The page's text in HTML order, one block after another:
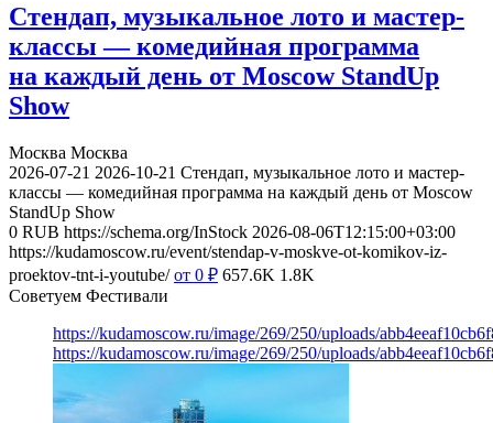
Стендап, музыкальное лото и мастер-
классы — комедийная программа
на каждый день от Moscow StandUp
Show
Москва Москва
2026-07-21 2026-10-21 Стендап, музыкальное лото и мастер-
классы — комедийная программа на каждый день от Moscow
StandUp Show
0 RUB https://schema.org/InStock 2026-08-06T12:15:00+03:00
https://kudamoscow.ru/event/stendap-v-moskve-ot-komikov-iz-
proektov-tnt-i-youtube/ от 0 ₽ 657.6K 1.8K
Советуем Фестивали
https://kudamoscow.ru/image/269/250/uploads/
https://kudamoscow.ru/image/269/250/uploads/